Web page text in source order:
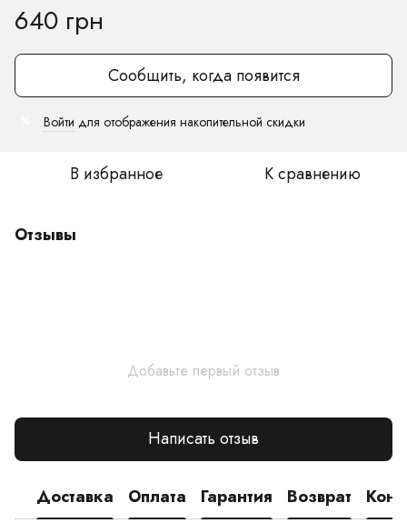
640 грн
Сообщить, когда появится
Войти для отображения накопительной скидки
В избранное К сравнению
Отзывы
Добавьте первый отзыв
Написать отзыв
Доставка Оплата Гарантия Возврат